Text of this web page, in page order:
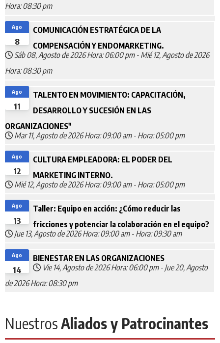
Hora: 08:30 pm
8
Ago
COMUNICACIÓN ESTRATÉGICA DE LA
COMPENSACIÓN Y ENDOMARKETING.
Sáb 08, Agosto de 2026 Hora: 06:00 pm - Mié 12, Agosto de 2026
Hora: 08:30 pm
11
Ago
TALENTO EN MOVIMIENTO: CAPACITACIÓN,
DESARROLLO Y SUCESIÓN EN LAS
ORGANIZACIONES"
Mar 11, Agosto de 2026 Hora: 09:00 am - Hora: 05:00 pm
12
Ago
CULTURA EMPLEADORA: EL PODER DEL
MARKETING INTERNO.
Mié 12, Agosto de 2026 Hora: 09:00 am - Hora: 05:00 pm
13
Ago
Taller: Equipo en acción: ¿Cómo reducir las
fricciones y potenciar la colaboración en el equipo?
Jue 13, Agosto de 2026 Hora: 09:00 am - Hora: 09:30 am
14
Ago
BIENESTAR EN LAS ORGANIZACIONES
Vie 14, Agosto de 2026Hora: 06:00 pm - Jue 20, Agosto
de 2026 Hora: 08:30 pm
NuestrosAliados y Patrocinantes